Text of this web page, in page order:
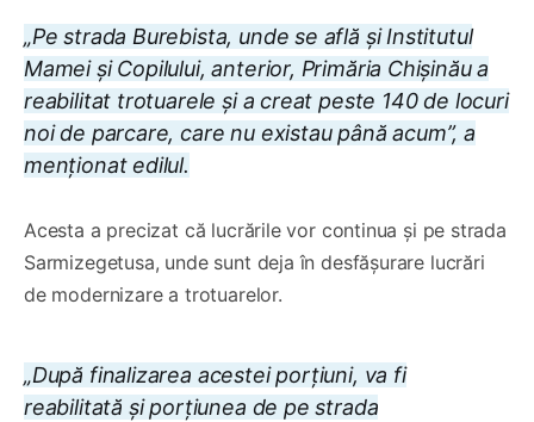
„Pe strada Burebista, unde se află și Institutul
Mamei și Copilului, anterior, Primăria Chișinău a
reabilitat trotuarele și a creat peste 140 de locuri
noi de parcare, care nu existau până acum”, a
menționat edilul.
Acesta a precizat că lucrările vor continua și pe strada
Sarmizegetusa, unde sunt deja în desfășurare lucrări
de modernizare a trotuarelor.
„După finalizarea acestei porțiuni, va fi
reabilitată și porțiunea de pe strada